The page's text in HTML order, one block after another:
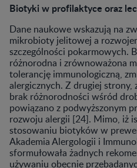
Biotyki w profilaktyce oraz
Dane naukowe wskazują na
mikrobioty jelitowej a
szczególności pokarmowych.
różnorodna i zrównoważona
tolerancję immunologiczną,
alergicznych. Z drugiej
brak różnorodności wśród
powiązano z podwyższonym
rozwoju alergii [24]. Mimo, iż
stosowaniu biotyków w
Akademia Alergologii i
sformułowała żadnych
używaniu obecnie